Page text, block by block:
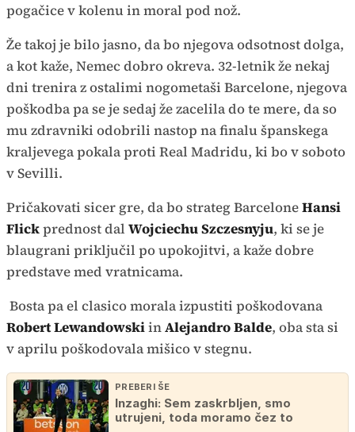
pogačice v kolenu in moral pod nož.
Že takoj je bilo jasno, da bo njegova odsotnost dolga,
a kot kaže, Nemec dobro okreva. 32-letnik že nekaj
dni trenira z ostalimi nogometaši Barcelone, njegova
poškodba pa se je sedaj že zacelila do te mere, da so
mu zdravniki odobrili nastop na finalu španskega
kraljevega pokala proti Real Madridu, ki bo v soboto
v Sevilli.
Pričakovati sicer gre, da bo strateg BarceloneHansi
Flickprednost dal Wojciechu Szczesnyju, ki se je
blaugrani priključil po upokojitvi, a kaže dobre
predstave med vratnicama.
Bosta pa el clasico morala izpustiti poškodovana
Robert LewandowskiinAlejandro Balde, oba sta si
v aprilu poškodovala mišico v stegnu.
PREBERI ŠE
Inzaghi: Sem zaskrbljen, smo
utrujeni, toda moramo čez to